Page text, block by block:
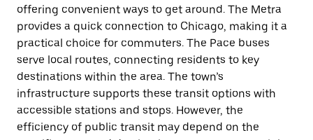
offering convenient ways to get around. The Metra
provides a quick connection to Chicago, making it a
practical choice for commuters. The Pace buses
serve local routes, connecting residents to key
destinations within the area. The town’s
infrastructure supports these transit options with
accessible stations and stops. However, the
efficiency of public transit may depend on the